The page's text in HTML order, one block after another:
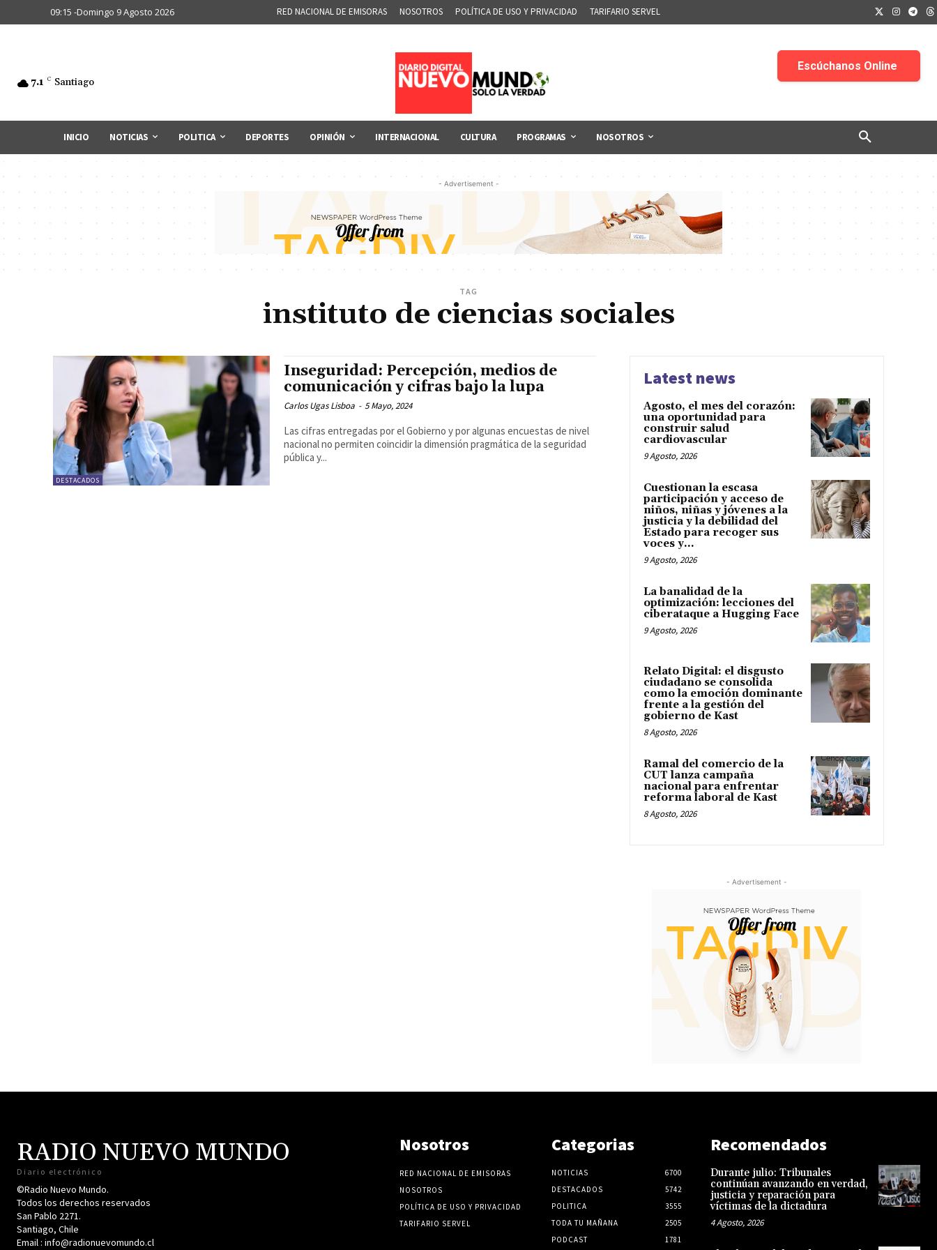
09:15 -Domingo 9 Agosto 2026 RED NACIONAL DE EMISORAS NOSOTROS POLÍTICA DE USO Y PRIVACIDAD TARIFARIO SERVEL
7.1 C Santiago
INICIO NOTICIAS POLITICA DEPORTES OPINIÓN INTERNACIONAL CULTURA PROGRAMAS NOSOTROS
- Advertisement -
TAG
instituto de ciencias sociales
DESTACADOS
Inseguridad: Percepción, medios de
comunicación y cifras bajo la lupa
Carlos Ugas Lisboa - 5 Mayo, 2024
Las cifras entregadas por el Gobierno y por algunas encuestas de nivel
nacional no permiten coincidir la dimensión pragmática de la seguridad
pública y...
Latest news
Agosto, el mes del corazón:
una oportunidad para
construir salud
cardiovascular
9 Agosto, 2026
Cuestionan la escasa
participación y acceso de
niños, niñas y jóvenes a la
justicia y la debilidad del
Estado para recoger sus
voces y...
9 Agosto, 2026
La banalidad de la
optimización: lecciones del
ciberataque a Hugging Face
9 Agosto, 2026
Relato Digital: el disgusto
ciudadano se consolida
como la emoción dominante
frente a la gestión del
gobierno de Kast
8 Agosto, 2026
Ramal del comercio de la
CUT lanza campaña
nacional para enfrentar
reforma laboral de Kast
8 Agosto, 2026
- Advertisement -
RADIO NUEVO MUNDO
Diario electrónico
©Radio Nuevo Mundo.
Todos los derechos reservados
San Pablo 2271.
Santiago, Chile
Email : info@radionuevomundo.cl
Nosotros
RED NACIONAL DE EMISORAS
NOSOTROS
POLÍTICA DE USO Y PRIVACIDAD
TARIFARIO SERVEL
Categorias
NOTICIAS
6700
DESTACADOS
5742
POLITICA
3555
TODA TU MAÑANA
2505
PODCAST
1781
Recomendados
Durante julio: Tribunales
continúan avanzando en verdad,
justicia y reparación para
víctimas de la dictadura
4 Agosto, 2026